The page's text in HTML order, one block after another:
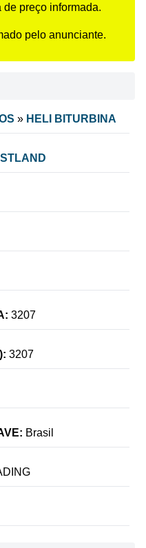
preço informada.
pelo anunciante.
» HELI BITURBINA
3207
3207
Brasil